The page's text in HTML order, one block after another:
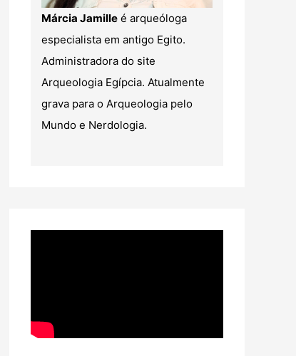
Márcia Jamille é arqueóloga
especialista em antigo Egito.
Administradora do site
Arqueologia Egípcia. Atualmente
grava para o Arqueologia pelo
Mundo e Nerdologia.